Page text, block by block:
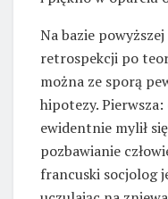
Na bazie
retrospekcji po
można ze sporą
hipotezy.
ewidentnie mylił
pozbawianie
francuski socjolog